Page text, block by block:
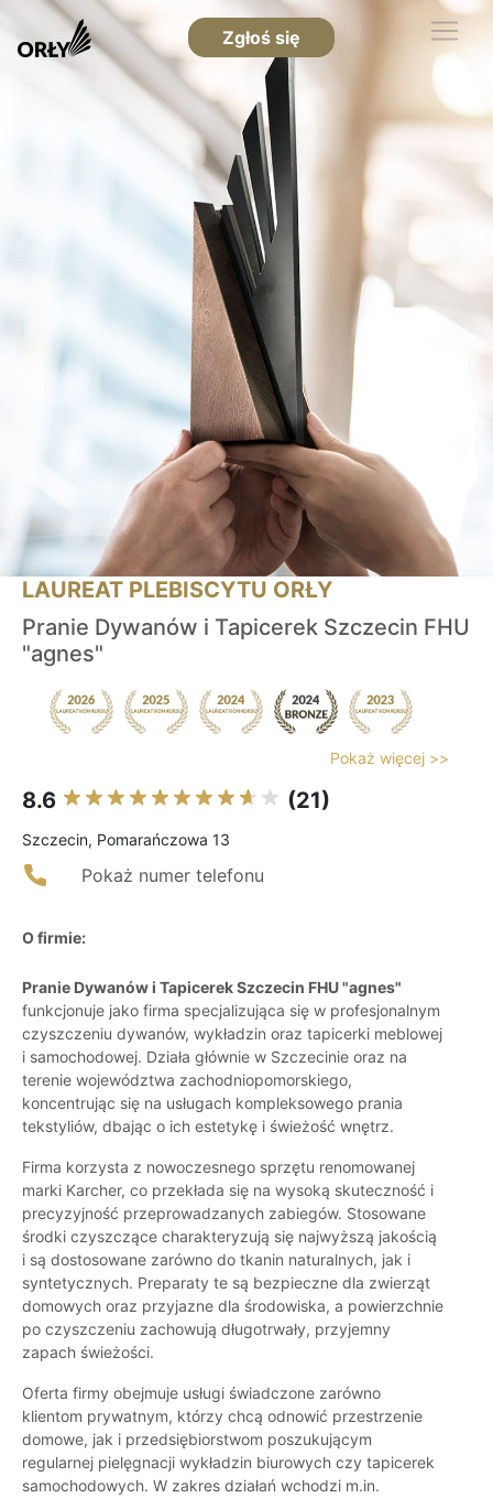
Zgłoś się
LAUREAT PLEBISCYTU ORŁY
Pranie Dywanów i Tapicerek Szczecin FHU
"agnes"
Pokaż więcej >>
8.6 (21)
Szczecin, Pomarańczowa 13
Pokaż numer telefonu
O firmie:
Pranie Dywanów i Tapicerek Szczecin FHU "agnes"
funkcjonuje jako firma specjalizująca się w profesjonalnym
czyszczeniu dywanów, wykładzin oraz tapicerki meblowej
i samochodowej. Działa głównie w Szczecinie oraz na
terenie województwa zachodniopomorskiego,
koncentrując się na usługach kompleksowego prania
tekstyliów, dbając o ich estetykę i świeżość wnętrz.
Firma korzysta z nowoczesnego sprzętu renomowanej
marki Karcher, co przekłada się na wysoką skuteczność i
precyzyjność przeprowadzanych zabiegów. Stosowane
środki czyszczące charakteryzują się najwyższą jakością
i są dostosowane zarówno do tkanin naturalnych, jak i
syntetycznych. Preparaty te są bezpieczne dla zwierząt
domowych oraz przyjazne dla środowiska, a powierzchnie
po czyszczeniu zachowują długotrwały, przyjemny
zapach świeżości.
Oferta firmy obejmuje usługi świadczone zarówno
klientom prywatnym, którzy chcą odnowić przestrzenie
domowe, jak i przedsiębiorstwom poszukującym
regularnej pielęgnacji wykładzin biurowych czy tapicerek
samochodowych. W zakres działań wchodzi m.in.